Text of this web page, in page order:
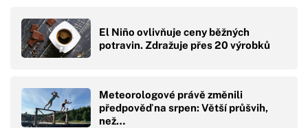
El Niño ovlivňuje ceny běžných
potravin. Zdražuje přes 20 výrobků
Meteorologové právě změnili
předpověď na srpen: Větší průšvih,
než…